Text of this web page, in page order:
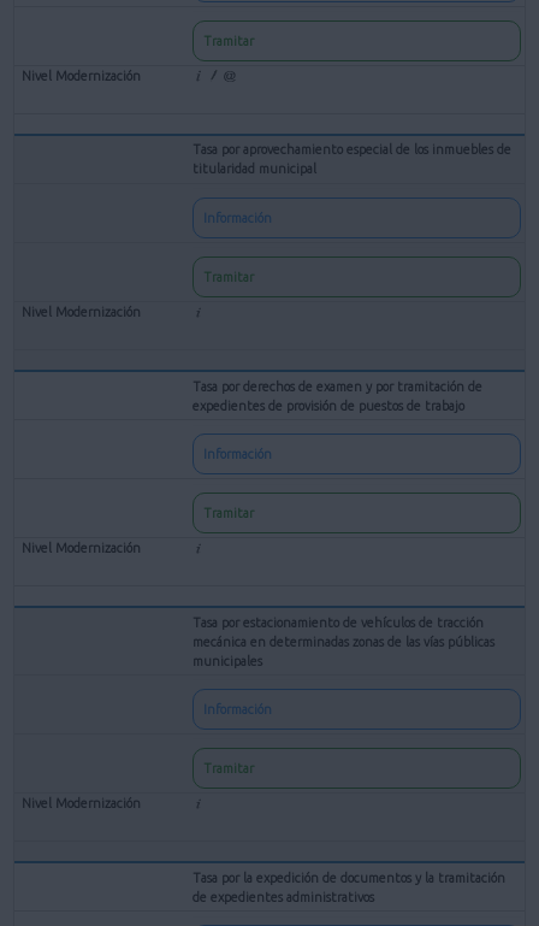
Tramitar
Tasa por aprovechamiento especial de los inmuebles de
titularidad municipal
Información
Tramitar
Tasa por derechos de examen y por tramitación de
expedientes de provisión de puestos de trabajo
Información
Tramitar
Tasa por estacionamiento de vehículos de tracción
mecánica en determinadas zonas de las vías públicas
municipales
Información
Tramitar
Tasa por la expedición de documentos y la tramitación
de expedientes administrativos